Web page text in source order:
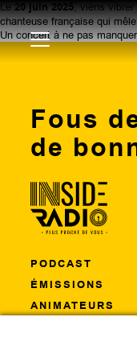
Le20 juin 2025, viens
chanteuse française qui
Un concert à ne pas
Fous
de
PODCAST
ÉMISSIONS
ANIMATEURS